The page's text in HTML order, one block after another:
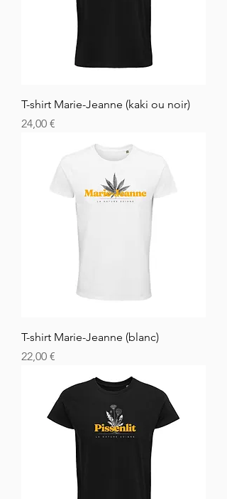
T-shirt Marie-Jeanne (kaki ou noir)
Cena
24,00 €
T-shirt Marie-Jeanne (blanc)
Cena
22,00 €